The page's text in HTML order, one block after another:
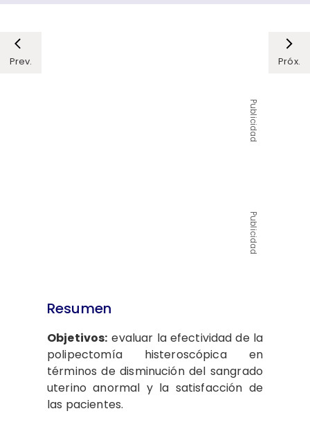
Prev. Próx.
Publicidad
Publicidad
Resumen
Objetivos: evaluar la efectividad de la
polipectomía histeroscópica en
términos de disminución del sangrado
uterino anormal y la satisfacción de
las pacientes.